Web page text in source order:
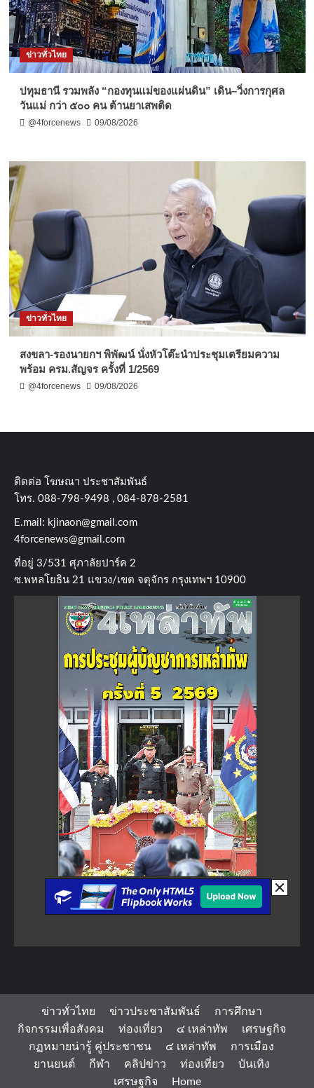
ข่าวทั่วไทย
ปทุมธานี รวมพลัง “กองทุนแม่ของแผ่นดิน” เดิน–วิ่งการกุศล
วันแม่ กว่า ๕๐๐ คน ต้านยาเสพติด
@4forcenews 09/08/2026
ข่าวทั่วไทย
สงขลา-รองนายกฯ พิพัฒน์ นั่งหัวโต๊ะนำประชุมเตรียมความ
พร้อม ครม.สัญจร ครั้งที่ 1/2569
@4forcenews 09/08/2026
ติดต่อ​ โฆษณา​ ประชาสัมพันธ์
โทร​. 088-798-9498 , 084-878-2581
E.mail: kjinaon@gmail.com
4forcenews@gmail.com
ที่อยู่​ 3/531​ ศุภาลัยปาร์ค​ 2
ซ.พหลโยธิน​ 21​ แขวง/เขต​ จตุจักร​ กรุงเทพฯ 10900
ข่าวทั่วไทย ข่าวประชาสัมพันธ์
การศึกษา
กิจกรรมเพื่อสังคม
ท่องเที่ยว ๔ เหล่าทัพ
เศรษฐกิจ
กฏหมายน่ารู้ คู่ประชาชน
๔ เหล่าทัพ
การเมือง
ยานยนต์
กีฬา คลิปข่าว ท่องเที่ยว
บันเทิง
เศรษฐกิจ
Home